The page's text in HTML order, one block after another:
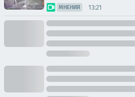
МНЕНИЯ 13:21